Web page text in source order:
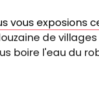
vous exposions
de
boire l'eau du